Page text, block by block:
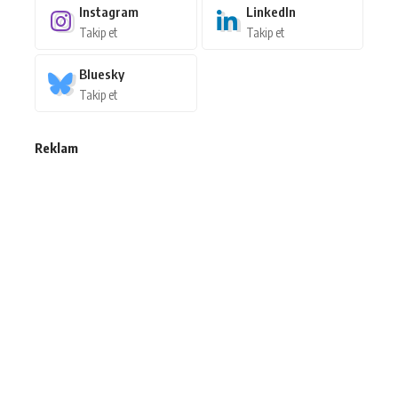
Instagram
Takip et
LinkedIn
Takip et
Bluesky
Takip et
Reklam